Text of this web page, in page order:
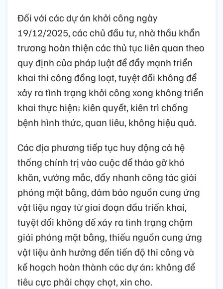
Đối với các dự án khởi công ngày
19/12/2025, các chủ đầu tư, nhà thầu khẩn
trương hoàn thiện các thủ tục liên quan theo
quy định của pháp luật để đẩy mạnh triển
khai thi công đồng loạt, tuyệt đối không để
xảy ra tình trạng khởi công xong không triển
khai thực hiện; kiên quyết, kiên trì chống
bệnh hình thức, quan liêu, không hiệu quả.
Các địa phương tiếp tục huy động cả hệ
thống chính trị vào cuộc để tháo gỡ khó
khăn, vướng mắc, đẩy nhanh công tác giải
phóng mặt bằng, đảm bảo nguồn cung ứng
vật liệu ngay từ giai đoạn đầu triển khai,
tuyệt đối không để xảy ra tình trạng chậm
giải phóng mặt bằng, thiếu nguồn cung ứng
vật liệu ảnh hưởng đến tiến độ thi công và
kế hoạch hoàn thành các dự án; không để
tiêu cực phải chạy chọt, xin cho.